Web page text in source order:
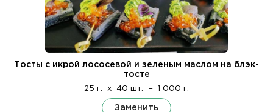
Тосты с икрой лососевой и зеленым маслом на блэк-
тосте
25 г. x 40 шт. = 1 000 г.
Заменить